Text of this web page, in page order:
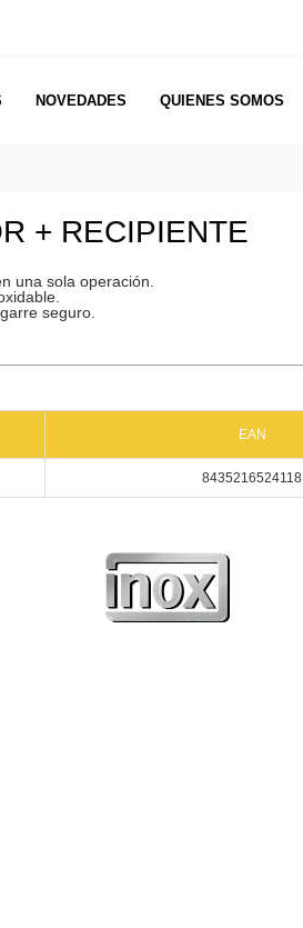
NOVEDADES QUIENES SOMOS
+ RECIPIENTE
una sola operación.
seguro.
EAN
8435216524118